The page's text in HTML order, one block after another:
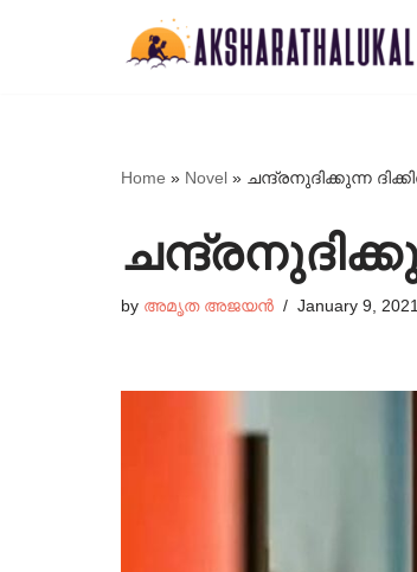
Home » Novel » ചന്ദ്രനുദിക്കുന്ന
by അമൃത അജയൻ January 9,